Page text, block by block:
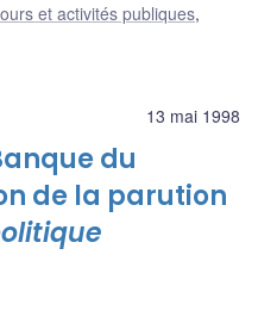
et activités publiques,
13 mai 1998
du
de la parution